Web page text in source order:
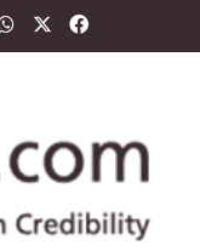
فيسبوك